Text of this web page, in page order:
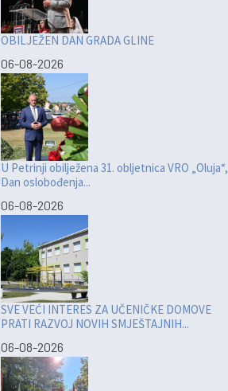
OBILJEŽEN DAN GRADA GLINE
06-08-2026
U Petrinji obilježena 31. obljetnica VRO „Oluja“,
Dan oslobođenja...
06-08-2026
SVE VEĆI INTERES ZA UČENIČKE DOMOVE
PRATI RAZVOJ NOVIH SMJEŠTAJNIH...
06-08-2026